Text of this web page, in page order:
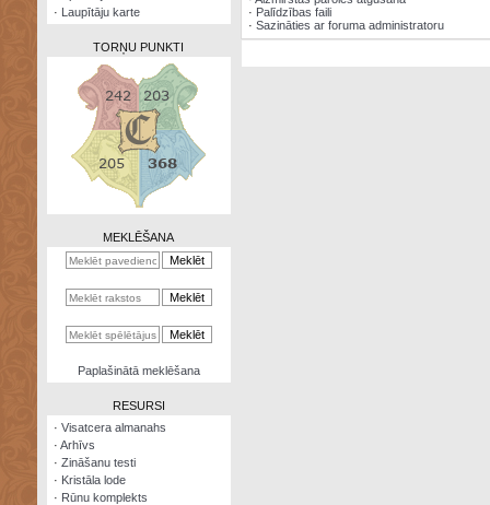
kalkulators
· Laupītāju karte
TORŅU PUNKTI
MEKLĒŠANA
Paplašinātā meklēšana
RESURSI
· Visatcera almanahs
· Arhīvs
· Zināšanu testi
· Kristāla lode
· Rūnu komplekts
· Palīdzības faili
· Sazināties ar foruma administratoru